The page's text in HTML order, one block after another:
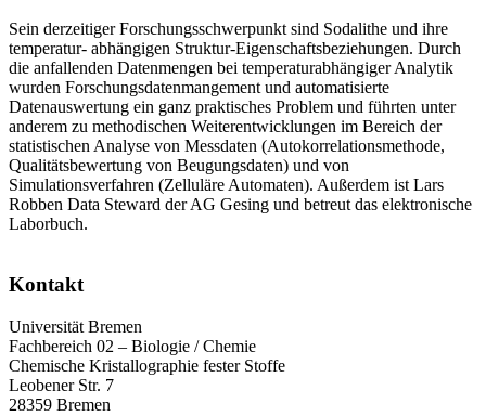
Sein derzeitiger Forschungsschwerpunkt sind Sodalithe und ihre
temperatur- abhängigen Struktur-Eigenschaftsbeziehungen. Durch
die anfallenden Datenmengen bei temperaturabhängiger Analytik
wurden Forschungsdatenmangement und automatisierte
Datenauswertung ein ganz praktisches Problem und führten unter
anderem zu methodischen Weiterentwicklungen im Bereich der
statistischen Analyse von Messdaten (Autokorrelationsmethode,
Qualitätsbewertung von Beugungsdaten) und von
Simulationsverfahren (Zelluläre Automaten). Außerdem ist Lars
Robben Data Steward der AG Gesing und betreut das elektronische
Laborbuch.
Kontakt
Universität Bremen
Fachbereich 02 – Biologie / Chemie
Chemische Kristallographie fester Stoffe
Leobener Str. 7
28359 Bremen